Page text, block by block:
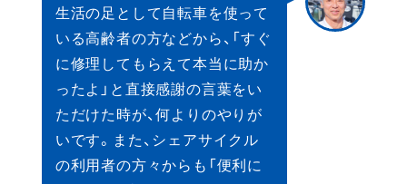
生活の足として自転車を使って
いる高齢者の方などから、「すぐ
に修理してもらえて本当に助か
ったよ」と直接感謝の言葉をい
ただけた時が、何よりのやりが
いです。また、シェアサイクル
の利用者の方々からも「便利に